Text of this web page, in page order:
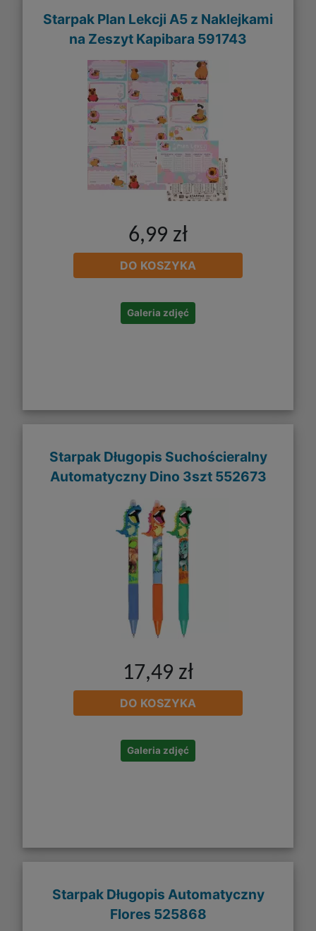
Starpak Plan Lekcji A5 z Naklejkami
na Zeszyt Kapibara 591743
6,99 zł
DO KOSZYKA
Galeria zdjęć
Starpak Długopis Suchościeralny
Automatyczny Dino 3szt 552673
17,49 zł
DO KOSZYKA
Galeria zdjęć
Starpak Długopis Automatyczny
Flores 525868